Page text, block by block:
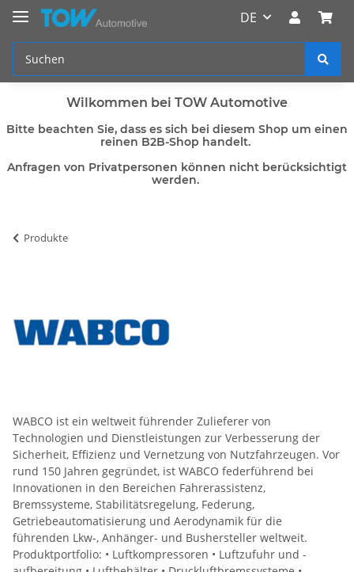
DE
Wilkommen bei TOW Automotive
Bitte beachten Sie, dass es sich bei diesem Shop um einen
reinen B2B-Shop handelt.
Anfragen von Privatpersonen können nicht berücksichtigt
werden.
Produkte
WABCO ist ein weltweit führender Zulieferer von
Technologien und Dienstleistungen zur Verbesserung der
Sicherheit, Effizienz und Vernetzung von Nutzfahrzeugen. Vor
rund 150 Jahren gegründet, ist WABCO federführend bei
Innovationen in den Bereichen Fahrerassistenz,
Bremssysteme, Stabilitätsregelung, Federung,
Getriebeautomatisierung und Aerodynamik für die
führenden Lkw-, Anhänger- und Bushersteller weltweit.
Produktportfolio: • Luftkompressoren • Luftzufuhr und -